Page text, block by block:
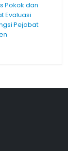
Pokok dan
Evaluasi
Pejabat